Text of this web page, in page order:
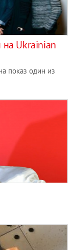
на Ukrainian
показ один из